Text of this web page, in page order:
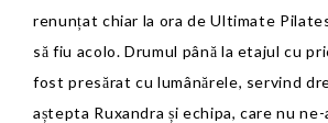
renunțat chiar la ora de Ultimate
să fiu acolo. Drumul până la etajul cu
fost presărat cu lumânărele, servind
aștepta Ruxandra și echipa, care nu